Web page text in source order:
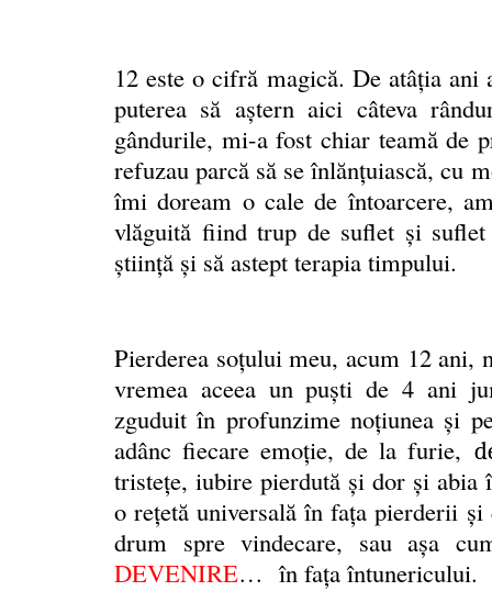
12 este o cifră magică. De atâţia
puterea să aştern aici câteva
gândurile, mi-a fost chiar teamă de
refuzau parcă să se înlănţuiască, cu
îmi doream o cale de întoarcere,
vlăguită fiind trup de suflet şi
ştiinţă şi să astept terapia timpului.
Pierderea soţului meu, acum 12
vremea aceea un puşti de 4 ani
zguduit în profunzime noţiunea şi
adânc fiecare emoție, de la furie,
tristețe, iubire pierdută și dor şi
o rețetă universală în faţa pierderii
drum spre vindecare, sau aşa
DEVENIRE… în faţa întunericului.